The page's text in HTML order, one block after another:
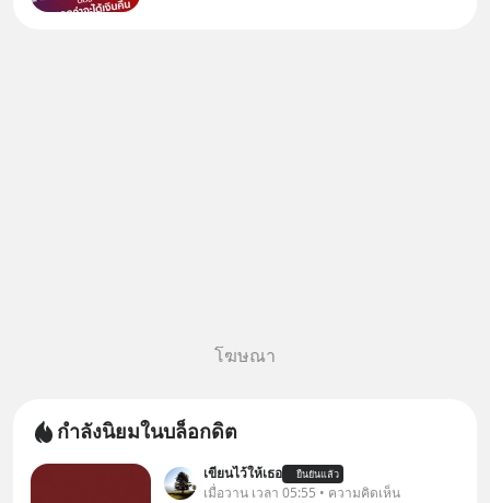
โฆษณา
กำลังนิยมในบล็อกดิต
เขียนไว้ให้เธอ ยืนยันแล้ว
เมื่อวาน เวลา 05:55 • ความคิดเห็น